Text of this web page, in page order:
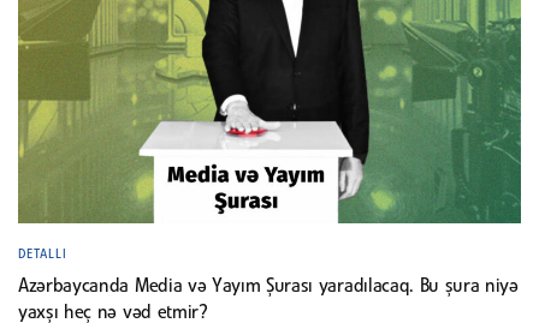
DETALLI
Azərbaycanda Media və Yayım Şurası yaradılacaq. Bu şura niyə
yaxşı heç nə vəd etmir?